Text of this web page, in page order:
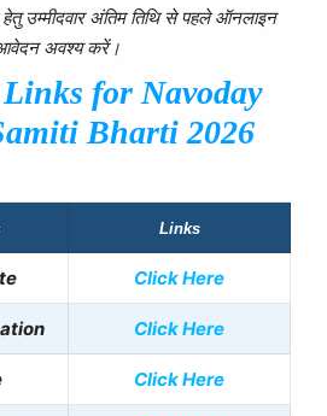
उम्मीदवार अंतिम तिथि से पहले ऑनलाइन
अवश्य करें।
for Navoday
Bharti 2026
Links
Click Here
Click Here
Click Here